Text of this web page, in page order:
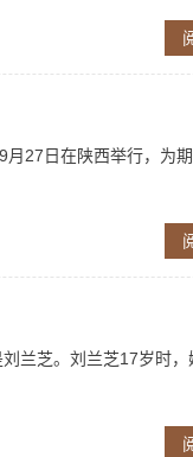
27日在陕西举行，为
兰芝。刘兰芝17岁时，